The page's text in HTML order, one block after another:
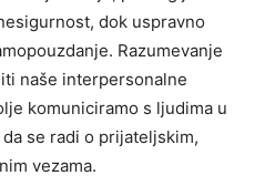
dok uspravno
Razumevanje
naše interpersonalne
komuniciramo s ljudima u
se radi o prijateljskim,
vezama.